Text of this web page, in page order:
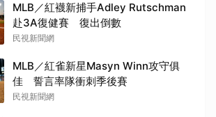
MLB／紅襪新捕手Adley Rutschman
赴3A復健賽 復出倒數
民視新聞網
MLB／紅雀新星Masyn Winn攻守俱
佳 誓言率隊衝刺季後賽
民視新聞網